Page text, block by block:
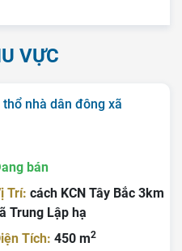
VỰC
nhà dân đông xã
bán
Trí:cách KCN Tây Bắc 3km
Trung Lập hạ
Tích:450 m2